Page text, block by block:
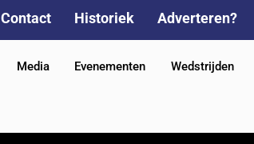
Contact Historiek Adverteren?
Media Evenementen Wedstrijden